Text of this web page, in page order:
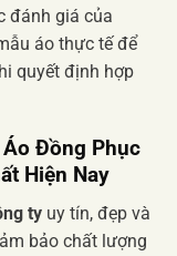
đánh giá của
áo thực tế để
quyết định hợp
Áo Đồng Phục
Hiện Nay
ty uy tín, đẹp và
bảo chất lượng